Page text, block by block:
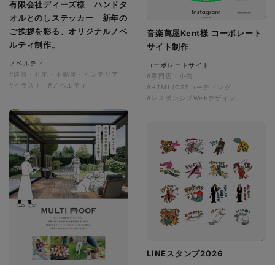
音楽萬屋Kent様 コーポレート
サイト制作
コーポレートサイト
#専門店・小売
#HTML/CSSコーディング
#レスポンシブWebデザイン
有限会社ディーズ様 ハンドタ
オルとのしステッカー 新年の
ご挨拶を彩る、オリジナルノベ
ルティ制作。
ノベルティ
#建設・住宅・不動産・インテリア
#イラスト
#ノベルティ
LINEスタンプ2026